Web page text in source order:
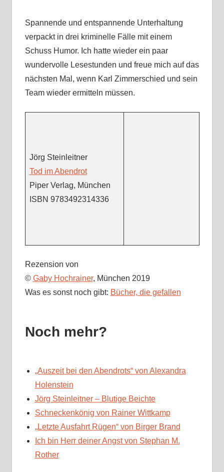
Spannende und entspannende Unterhaltung
verpackt in drei kriminelle Fälle mit einem
Schuss Humor. Ich hatte wieder ein paar
wundervolle Lesestunden und freue mich auf das
nächsten Mal, wenn Karl Zimmerschied und sein
Team wieder ermitteln müssen.
Jörg Steinleitner
Tod im Abendrot
Piper Verlag, München
ISBN 9783492314336
Rezension von
© Gaby Hochrainer, München 2019
Was es sonst noch gibt: Bücher, die gefallen
Noch mehr?
„Auszeit bei den Abendrots“ von Alexandra
Holenstein
Jörg Steinleitner – Blutige Beichte
Schneckenkönig von Rainer Wittkamp
„Letzte Ausfahrt Rügen“ von Birger Brand
Ich bin Herr deiner Angst von Stephan M.
Rother